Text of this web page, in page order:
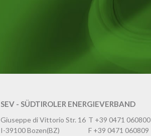
SEV - SÜDTIROLER ENERGIEVERBAND
Giuseppe di Vittorio Str. 16
I-39100Bozen(BZ)
T +39 0471 060800
F +39 0471 060809